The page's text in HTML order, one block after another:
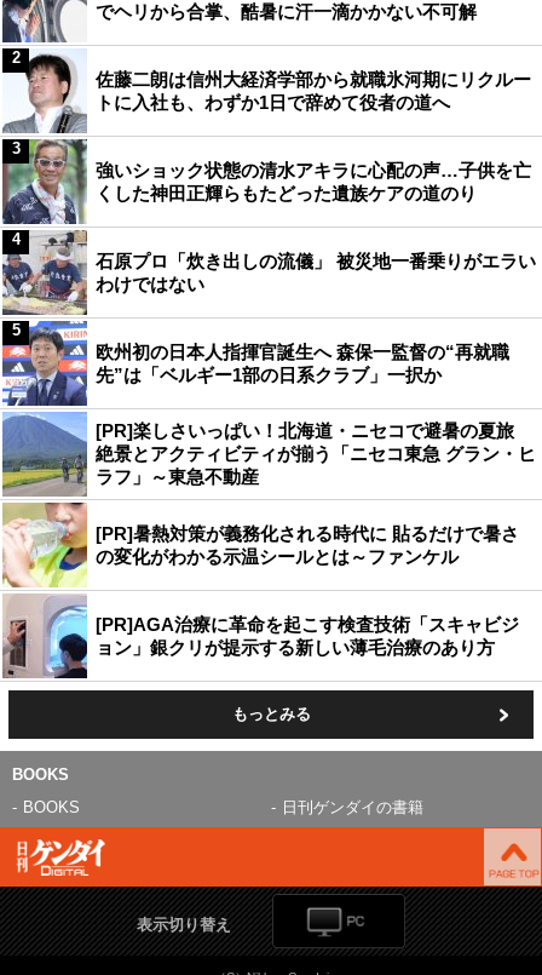
でヘリから合掌、酷暑に汗一滴かかない不可解
佐藤二朗は信州大経済学部から就職氷河期にリクルー
トに入社も、わずか1日で辞めて役者の道へ
2
強いショック状態の清水アキラに心配の声…子供を亡
くした神田正輝らもたどった遺族ケアの道のり
3
石原プロ「炊き出しの流儀」 被災地一番乗りがエラい
わけではない
4
欧州初の日本人指揮官誕生へ 森保一監督の“再就職
先”は「ベルギー1部の日系クラブ」一択か
5
[PR]楽しさいっぱい！北海道・ニセコで避暑の夏旅
絶景とアクティビティが揃う「ニセコ東急 グラン・ヒ
ラフ」～東急不動産
[PR]暑熱対策が義務化される時代に 貼るだけで暑さ
の変化がわかる示温シールとは～ファンケル
[PR]AGA治療に革命を起こす検査技術「スキャビジ
ョン」銀クリが提示する新しい薄毛治療のあり方
もっとみる
BOOKS
BOOKS
日刊ゲンダイの書籍
表示切り替え